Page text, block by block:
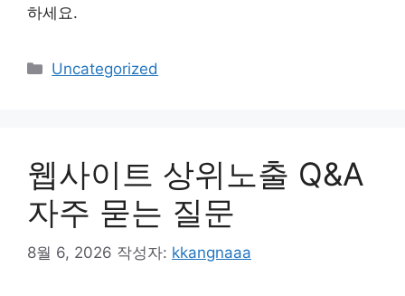
하세요.
카
Uncategorized
웹사이트 상위노출 Q&A
자주 묻는 질문
8월 6, 2026 작성자: kkangnaaa